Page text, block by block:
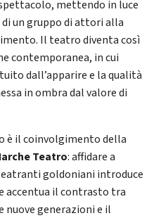
mettendo in luce
un gruppo di attori alla
Il teatro diventa così
contemporanea, in cui
dall’apparire e la qualità
in ombra dal valore di
è il coinvolgimento della
Teatro: affidare a
goldoniani introduce
accentua il contrasto tra
nuove generazioni e il